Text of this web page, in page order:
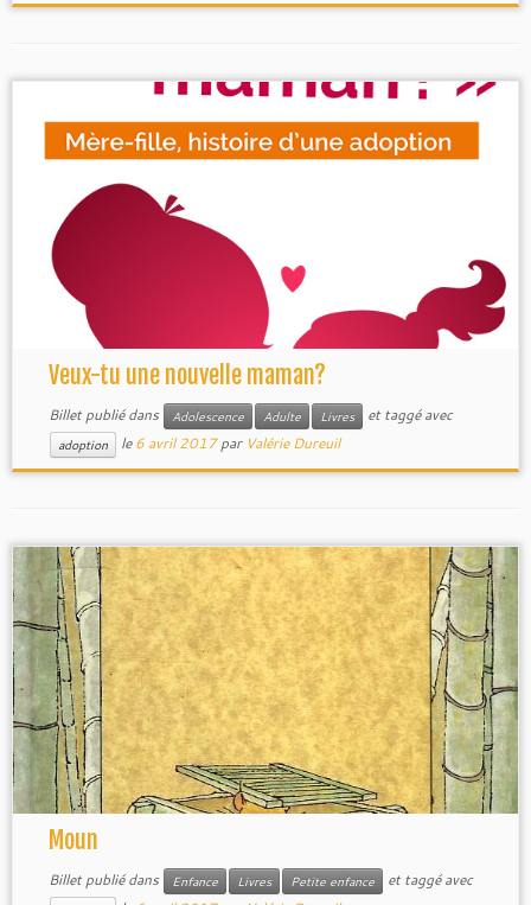
Veux-tu une nouvelle maman?
Billet publié dans Adolescence Adulte Livres et taggé avec
adoption le6 avril 2017 par Valérie Dureuil
Moun
Billet publié dans Enfance Livres Petite enfance et taggé avec